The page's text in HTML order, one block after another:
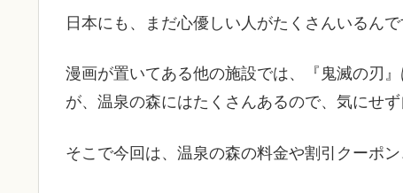
日本にも、まだ心優しい人がたくさんいるんで
漫画が置いてある他の施設では、『鬼滅の刃
が、温泉の森にはたくさんあるので、気にせ
そこで今回は、温泉の森の料金や割引クーポ